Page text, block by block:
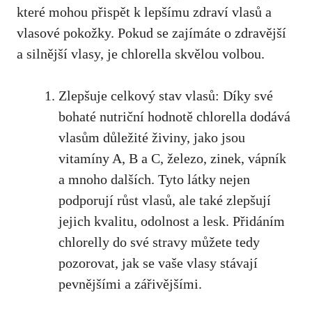
které mohou přispět k lepšímu zdraví vlasů a
vlasové pokožky. Pokud se zajímáte o zdravější
a silnější vlasy, je chlorella skvělou volbou.
Zlepšuje celkový stav vlasů: Díky své
bohaté nutriční hodnotě chlorella dodává
vlasům důležité živiny, jako jsou
vitamíny A, B a C, železo, zinek, vápník
a mnoho dalších. Tyto látky nejen
podporují růst vlasů, ale také zlepšují
jejich kvalitu, odolnost a lesk. Přidáním
chlorelly do své stravy můžete tedy
pozorovat, jak se vaše vlasy stávají
pevnějšími a zářivějšími.